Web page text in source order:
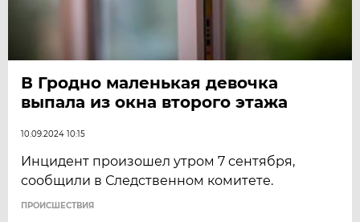
В Гродно маленькая девочка
выпала из окна второго этажа
10.09.2024 10:15
Инцидент произошел утром 7 сентября,
сообщили в Следственном комитете.
ПРОИСШЕСТВИЯ